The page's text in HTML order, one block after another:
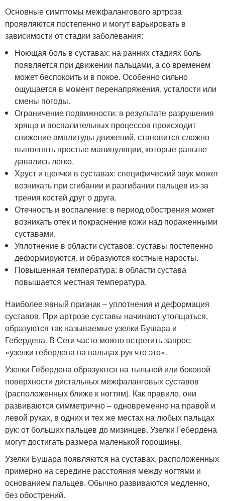
Основные симптомы межфалангового артроза
проявляются постепенно и могут варьировать в
зависимости от стадии заболевания:
Ноющая боль в суставах: на ранних стадиях боль
появляется при движении пальцами, а со временем
может беспокоить и в покое. Особенно сильно
ощущается в момент перенапряжения, усталости или
смены погоды.
Ограничение подвижности: в результате разрушения
хряща и воспалительных процессов происходит
снижение амплитуды движений, становится сложно
выполнять простые манипуляции, которые раньше
давались легко.
Хруст и щелчки в суставах: специфический звук может
возникать при сгибании и разгибании пальцев из-за
трения костей друг о друга.
Отечность и воспаление: в период обострения может
возникать отек и покраснение кожи над пораженными
суставами.
Уплотнение в области суставов: суставы постепенно
деформируются, и образуются костные наросты.
Повышенная температура: в области сустава
повышается местная температура.
Наиболее явный признак – уплотнения и деформация
суставов. При артрозе суставы начинают утолщаться,
образуются так называемые узелки Бушара и
Гебердена. В Сети часто можно встретить запрос:
«узелки гебердена на пальцах рук что это».
Узелки Гебердена образуются на тыльной или боковой
поверхности дистальных межфаланговых суставов
(расположенных ближе к ногтям). Как правило, они
развиваются симметрично – одновременно на правой и
левой руках, в одних и тех же местах на любых пальцах
рук: от больших пальцев до мизинцев. Узелки Гебердена
могут достигать размера маленькой горошины.
Узелки Бушара появляются на суставах, расположенных
примерно на середине расстояния между ногтями и
основанием пальцев. Обычно развиваются медленно,
без обострений.